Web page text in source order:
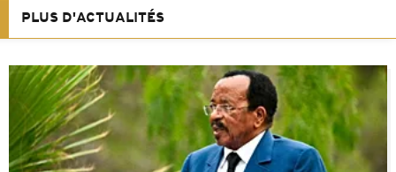
PLUS D'ACTUALITÉS